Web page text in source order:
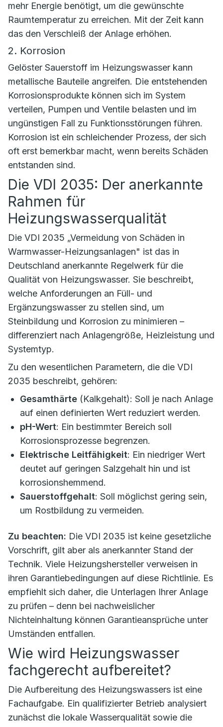
mehr Energie benötigt, um die gewünschte
Raumtemperatur zu erreichen. Mit der Zeit kann
das den Verschleiß der Anlage erhöhen.
2. Korrosion
Gelöster Sauerstoff im Heizungswasser kann
metallische Bauteile angreifen. Die entstehenden
Korrosionsprodukte können sich im System
verteilen, Pumpen und Ventile belasten und im
ungünstigen Fall zu Funktionsstörungen führen.
Korrosion ist ein schleichender Prozess, der sich
oft erst bemerkbar macht, wenn bereits Schäden
entstanden sind.
Die VDI 2035: Der anerkannte
Rahmen für
Heizungswasserqualität
Die VDI 2035 „Vermeidung von Schäden in
Warmwasser-Heizungsanlagen" ist das in
Deutschland anerkannte Regelwerk für die
Qualität von Heizungswasser. Sie beschreibt,
welche Anforderungen an Füll- und
Ergänzungswasser zu stellen sind, um
Steinbildung und Korrosion zu minimieren –
differenziert nach Anlagengröße, Heizleistung und
Systemtyp.
Zu den wesentlichen Parametern, die die VDI
2035 beschreibt, gehören:
Gesamthärte (Kalkgehalt): Soll je nach Anlage
auf einen definierten Wert reduziert werden.
pH-Wert: Ein bestimmter Bereich soll
Korrosionsprozesse begrenzen.
Elektrische Leitfähigkeit: Ein niedriger Wert
deutet auf geringen Salzgehalt hin und ist
korrosionshemmend.
Sauerstoffgehalt: Soll möglichst gering sein,
um Rostbildung zu vermeiden.
Zu beachten: Die VDI 2035 ist keine gesetzliche
Vorschrift, gilt aber als anerkannter Stand der
Technik. Viele Heizungshersteller verweisen in
ihren Garantiebedingungen auf diese Richtlinie. Es
empfiehlt sich daher, die Unterlagen Ihrer Anlage
zu prüfen – denn bei nachweislicher
Nichteinhaltung können Garantieansprüche unter
Umständen entfallen.
Wie wird Heizungswasser
fachgerecht aufbereitet?
Die Aufbereitung des Heizungswassers ist eine
Fachaufgabe. Ein qualifizierter Betrieb analysiert
zunächst die lokale Wasserqualität sowie die